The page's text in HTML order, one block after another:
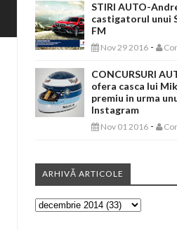
STIRI AUTO-
castigatorul unui
FM
Nov 29 2016 -
CONCURSURI
ofera casca lui
premiu in urma
Instagram
Nov 01 2016 -
ARHIVĂ ARTICOLE